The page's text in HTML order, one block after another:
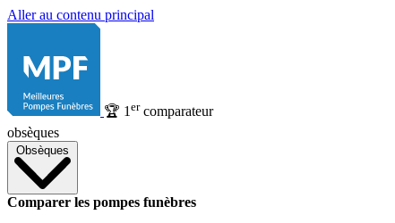
Aller au contenu principal
🏆 1 ercomparateur
obsèques
Obsèques
Comparer les pompes funèbres